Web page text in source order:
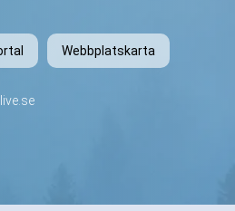
Webbplatskarta